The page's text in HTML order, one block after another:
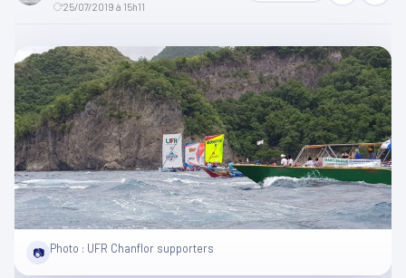
25/07/2019 à 15h11
📷 Photo : UFR Chanflor supporters